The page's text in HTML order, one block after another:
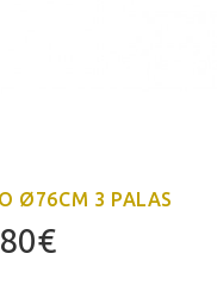
Ø76CM 3 PALAS
€El